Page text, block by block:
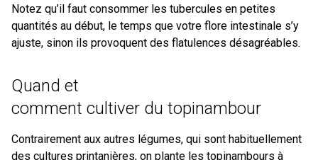
Notez qu’il faut consommer les tubercules en petites
quantités au début, le temps que votre flore intestinale s’y
ajuste, sinon ils provoquent des flatulences désagréables.
Quand et
comment cultiver du topinambour
Contrairement aux autres légumes, qui sont habituellement
des cultures printanières, on plante les topinambours à